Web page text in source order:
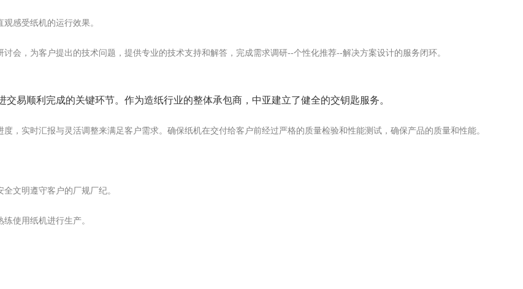
感受纸机的运行效果。
会，为客户提出的技术问题，提供专业的技术支持和解答，完成需求调研--个性化推荐--解决方案设计的服务闭环。
易顺利完成的关键环节。作为造纸行业的整体承包商，中亚建立了健全的交钥匙服务。
，实时汇报与灵活调整来满足客户需求。 确保纸机在交付给客户前经过严格的质量检验和性能测试，确保产品的质量和性能。
文明遵守客户的厂规厂纪。
使用纸机进行生产。